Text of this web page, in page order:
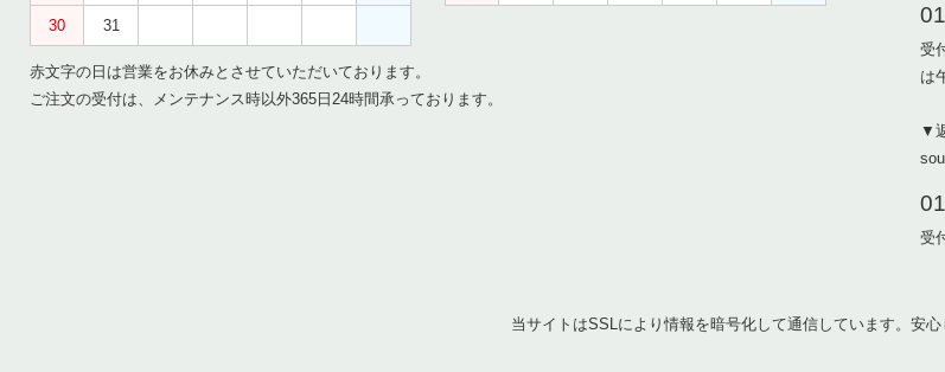
30 31
赤文字の日は営業をお休みとさせていただいております。
ご注文の受付は、メンテナンス時以外365日24時間承っております。
受
は
▼
受
当サイトはSSLにより情報を暗号化して通信しています。安心